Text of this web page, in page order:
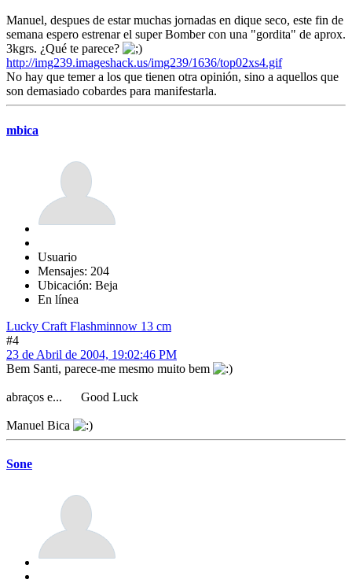
Manuel, despues de estar muchas jornadas en dique seco, este fin de
semana espero estrenar el super Bomber con una "gordita" de aprox.
3kgrs. ¿Qué te parece?
http://img239.imageshack.us/img239/1636/top02xs4.gif
No hay que temer a los que tienen otra opinión, sino a aquellos que
son demasiado cobardes para manifestarla.
mbica
Usuario
Mensajes: 204
Ubicación: Beja
En línea
Lucky Craft Flashminnow 13 cm
#4
23 de Abril de 2004, 19:02:46 PM
Bem Santi, parece-me mesmo muito bem
abraços e... Good Luck
Manuel Bica
Sone